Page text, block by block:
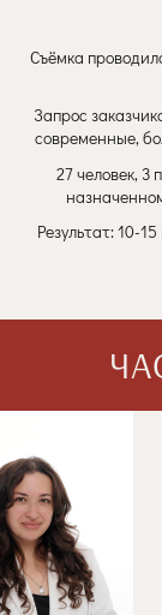
Съёмка
Запрос
современные,
27 человек, 3
Результат: 10-